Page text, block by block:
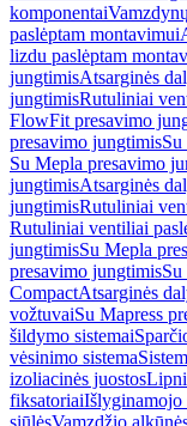
komponentai
paslėptam montavimui
lizdu paslėptam
jungtimisAtsarginės
jungtimisRutuliniai
FlowFit presavimo
presavimo jungtimis
Su Mepla presavimo
jungtimisAtsarginės
jungtimisRutuliniai
Rutuliniai ventiliai
jungtimisSu Mepla
presavimo jungtimis
CompactAtsarginės
vožtuvaiSu Mapress
šildymo sistemai
vėsinimo sistema
izoliacinės juostos
fiksatoriaiIšlyginamojo
siūlėsVamzdžio